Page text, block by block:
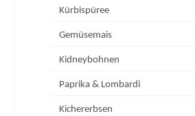
Kürbispüree
Gemüsemais
Kidneybohnen
Paprika & Lombardi
Kichererbsen